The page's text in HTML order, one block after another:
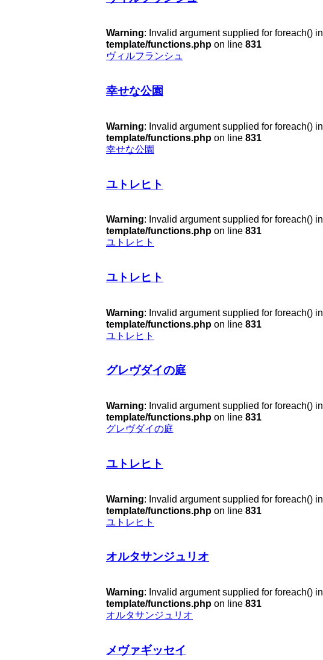
Warning: Invalid argument supplied for foreach() in
template/functions.php on line 831
ヴィルフランシュ
幸せな公園
Warning: Invalid argument supplied for foreach() in
template/functions.php on line 831
幸せな公園
ユトレヒト
Warning: Invalid argument supplied for foreach() in
template/functions.php on line 831
ユトレヒト
ユトレヒト
Warning: Invalid argument supplied for foreach() in
template/functions.php on line 831
ユトレヒト
グレヴダイの庭
Warning: Invalid argument supplied for foreach() in
template/functions.php on line 831
グレヴダイの庭
ユトレヒト
Warning: Invalid argument supplied for foreach() in
template/functions.php on line 831
ユトレヒト
オルタサンジュリオ
Warning: Invalid argument supplied for foreach() in
template/functions.php on line 831
オルタサンジュリオ
メヴァギッセイ